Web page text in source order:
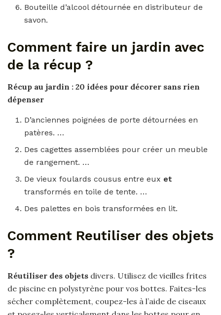
Bouteille d’alcool détournée en distributeur de
savon.
Comment faire un jardin avec
de la récup ?
Récup au jardin : 20 idées pour décorer sans rien
dépenser
D’anciennes poignées de porte détournées en
patères. …
Des cagettes assemblées pour créer un meuble
de rangement. …
De vieux foulards cousus entre eux et
transformés en toile de tente. …
Des palettes en bois transformées en lit.
Comment Reutiliser des objets
?
Réutiliser des objets divers. Utilisez de vieilles frites
de piscine en polystyrène pour vos bottes. Faites-les
sécher complètement, coupez-les à l’aide de ciseaux